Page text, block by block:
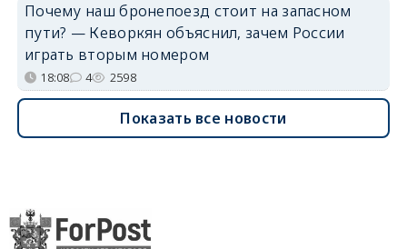
Почему наш бронепоезд стоит на запасном
пути? — Кеворкян объяснил, зачем России
играть вторым номером
18:08 4 2598
Показать все новости